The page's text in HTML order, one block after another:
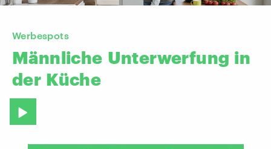
Werbespots
Männliche Unterwerfung in
der Küche